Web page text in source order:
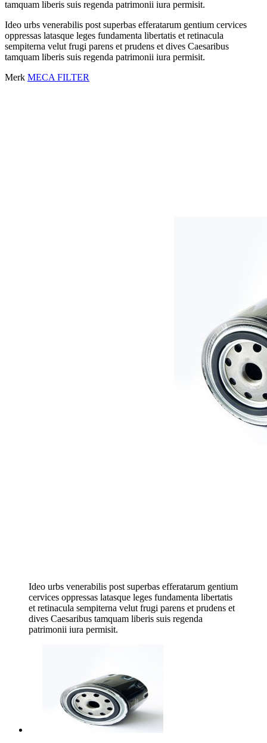
tamquam liberis suis regenda patrimonii iura permisit.
Ideo urbs venerabilis post superbas efferatarum gentium cervices
oppressas latasque leges fundamenta libertatis et retinacula
sempiterna velut frugi parens et prudens et dives Caesaribus
tamquam liberis suis regenda patrimonii iura permisit.
Merk MECA FILTER
Ideo urbs venerabilis post superbas efferatarum gentium
cervices oppressas latasque leges fundamenta libertatis
et retinacula sempiterna velut frugi parens et prudens et
dives Caesaribus tamquam liberis suis regenda
patrimonii iura permisit.